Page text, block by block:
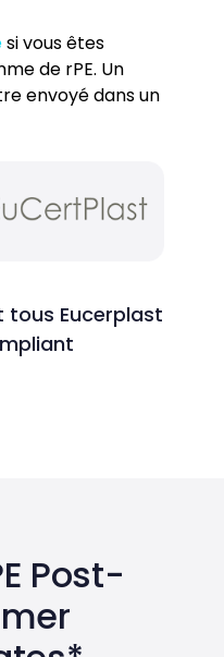
si vous êtes
de rPE. Un
envoyé dans un
tous Eucerplast
Post-